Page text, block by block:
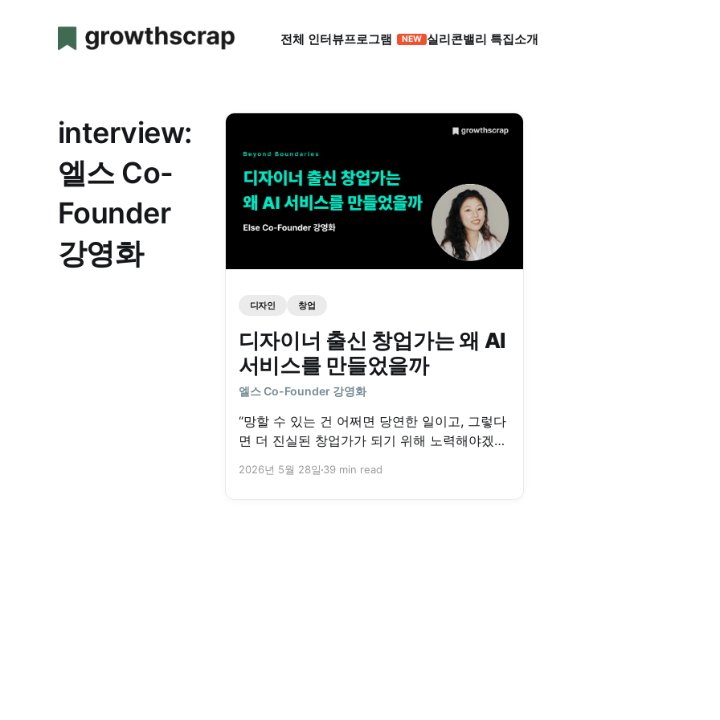
전체 인터뷰프로그램 실리콘밸리 특집소개
interview:
엘스 Co-
Founder
강영화
디자인 창업
디자이너 출신 창업가는 왜 AI
서비스를 만들었을까
엘스 Co-Founder 강영화
“망할 수 있는 건 어쩌면 당연한 일이고, 그렇다
면 더 진실된 창업가가 되기 위해 노력해야겠다
게 디자이너로 커리어를 이어오다 지금은 AI 영
2026년 5월 28일 39 min read